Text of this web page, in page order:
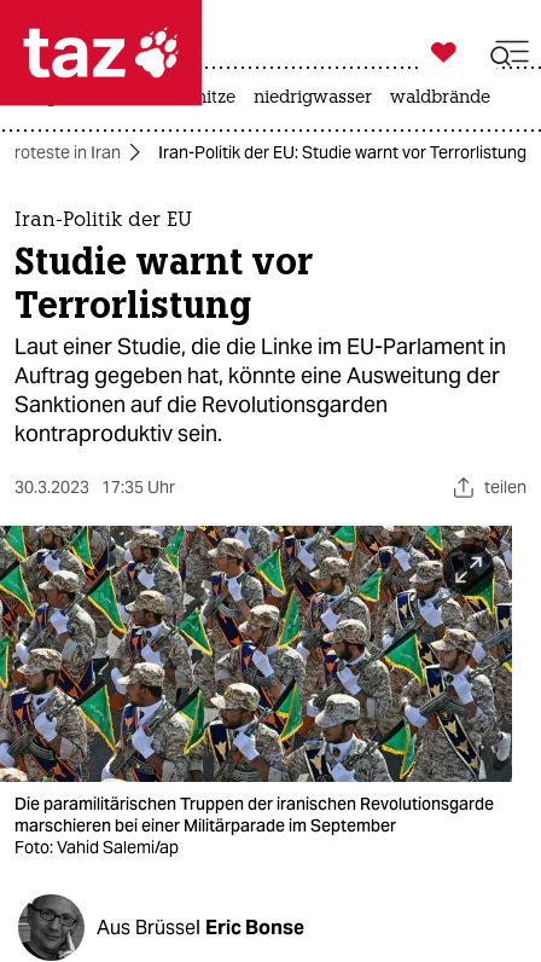
 taz zahl ich
taz zahl ich
themen
politik
öko
gesellschaft
kultur
sport
berlin
nord
wahrheit
verlag
verlag
veranstaltungen
shop
fragen & hilfe
unterstützen

taz zahl ich
hitze niedrigwasser waldbrände
Proteste in Iran Iran-Politik der EU: Studie warnt vor Terrorlistung
Iran-Politik der EU
Studie warnt vor
Terrorlistung
Laut einer Studie, die die Linke im EU-Parlament in
Auftrag gegeben hat, könnte eine Ausweitung der
Sanktionen auf die Revolutionsgarden
kontraproduktiv sein.
30.3.2023 17:35 Uhr teilen
Die paramilitärischen Truppen der iranischen Revolutionsgarde
marschieren bei einer Militärparade im September
Foto: Vahid Salemi/ap
Aus Brüssel Eric Bonse